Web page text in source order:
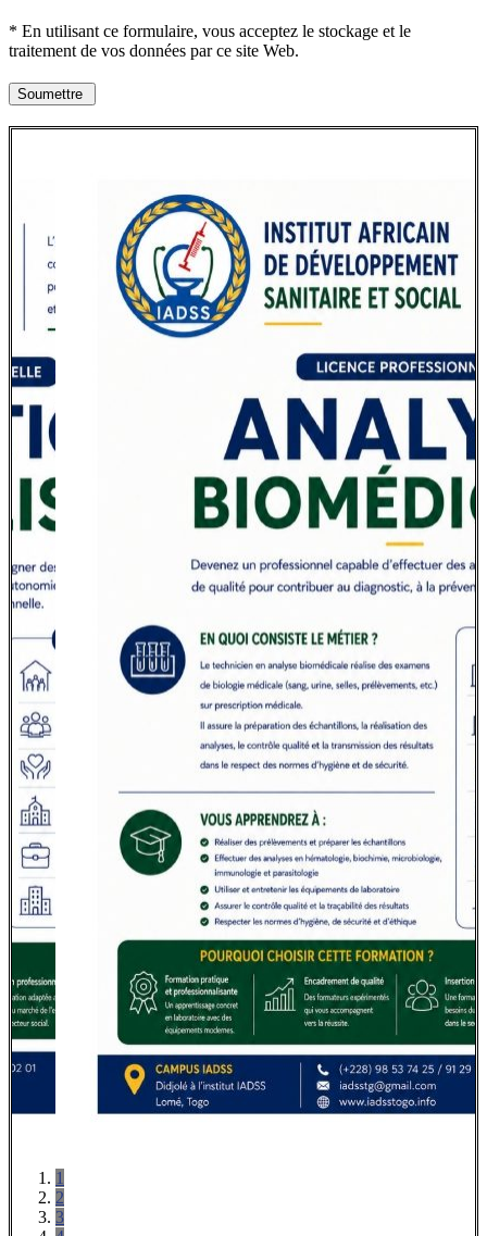
* En utilisant ce formulaire, vous acceptez le stockage et le
traitement de vos données par ce site Web.
1
2
3